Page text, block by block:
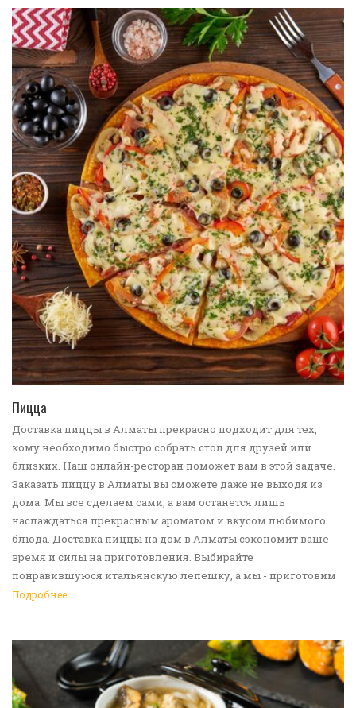
Пицца
Доставка пиццы в Алматы прекрасно подходит для тех,
кому необходимо быстро собрать стол для друзей или
близких. Наш онлайн-ресторан поможет вам в этой задаче.
Заказать пиццу в Алматы вы сможете даже не выходя из
дома. Мы все сделаем сами, а вам останется лишь
наслаждаться прекрасным ароматом и вкусом любимого
блюда. Доставка пиццы на дом в Алматы сэкономит ваше
время и силы на приготовления. Выбирайте
понравившуюся итальянскую лепешку, а мы - приготовим
ее в лучших традициях. Доставка еды в Алматы -
Подробнее